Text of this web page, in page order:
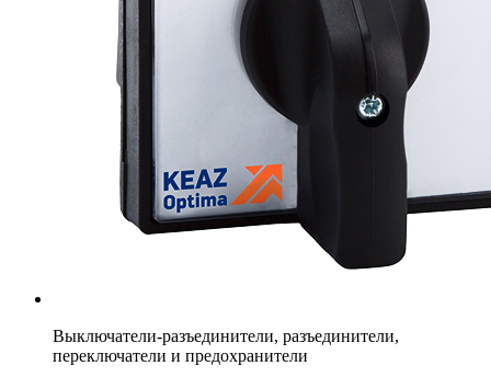
Выключатели-разъединители, разъединители,
переключатели и предохранители